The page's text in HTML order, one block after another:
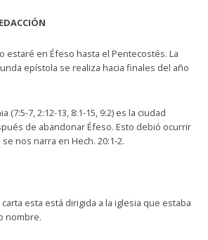
estaré en Éfeso hasta el Pentecostés. La
epístola se realiza hacia finales del año
(7:5-7, 2:12-13, 8:1-15, 9:2) es la ciudad
de abandonar Éfeso. Esto debió ocurrir
nos narra en Hech. 20:1-2.
esta está dirigida a la iglesia que estaba
nombre.